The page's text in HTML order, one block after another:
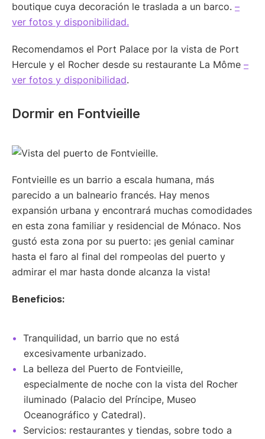
boutique cuya decoración le traslada a un barco. –
ver fotos y disponibilidad.
Recomendamos el Port Palace por la vista de Port
Hercule y el Rocher desde su restaurante La Môme –
ver fotos y disponibilidad.
Dormir en Fontvieille
Fontvieille es un barrio a escala humana, más
parecido a un balneario francés. Hay menos
expansión urbana y encontrará muchas comodidades
en esta zona familiar y residencial de Mónaco. Nos
gustó esta zona por su puerto: ¡es genial caminar
hasta el faro al final del rompeolas del puerto y
admirar el mar hasta donde alcanza la vista!
Beneficios:
Tranquilidad, un barrio que no está
excesivamente urbanizado.
La belleza del Puerto de Fontvieille,
especialmente de noche con la vista del Rocher
iluminado (Palacio del Príncipe, Museo
Oceanográfico y Catedral).
Servicios: restaurantes y tiendas, sobre todo a